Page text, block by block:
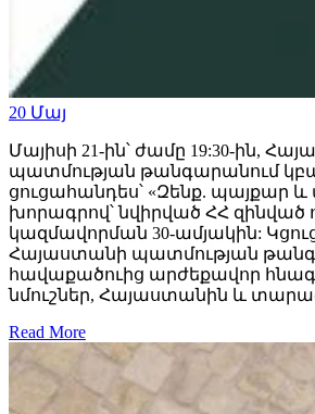
20 Մայ
Մայիսի 21-ին՝ ժամը 19:30-ին,
պատմության թանգարանում
ցուցահանդես՝ «Զենք. պայքար և
խորագրով՝ նվիրված ՀՀ զինված
կազմավորման 30-ամյակին:
Հայաստանի պատմության
հավաքածուից արժեքավոր
նմուշներ, Հայաստանին և
Read More